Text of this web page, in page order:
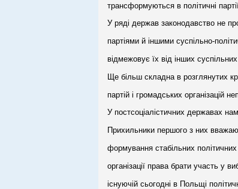
трансформуються в політичні
У ряді держав законодавство не
партіями й іншими суспільно-
відмежовує їх від інших
Ще більш складна в розглянутих
партій і громадських організацій
У постсоціалістичних державах
Прихильники першого з них
формування стабільних
організації права брати участь у
існуючій сьогодні в Польщі